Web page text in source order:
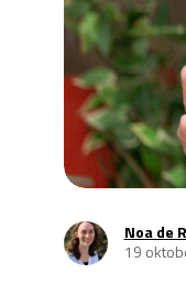
Noa de
19